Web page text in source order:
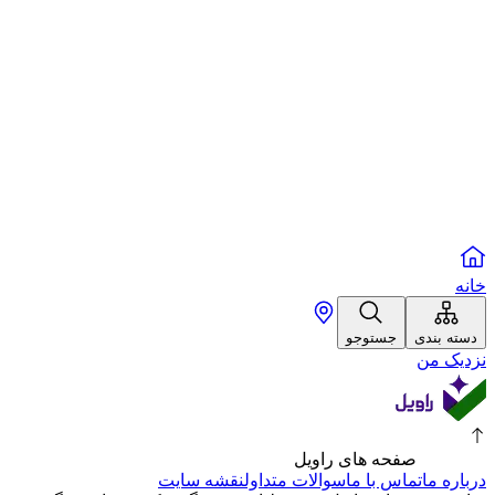
خانه
دسته بندی جستوجو
نزدیک من
صفحه های راویل
درباره ماتماس با ماسوالات متداولنقشه سایت